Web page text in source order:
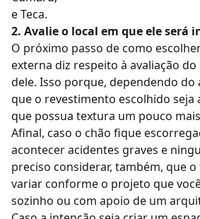
e Teca.
2. Avalie o local em que ele será
O próximo passo de como
externa diz respeito à avaliação
dele. Isso porque, dependendo do
que o revestimento escolhido
que possua textura um pouco
Afinal, caso o chão fique
acontecer acidentes graves e
preciso considerar, também, que
variar conforme o projeto que
sozinho ou com apoio de um